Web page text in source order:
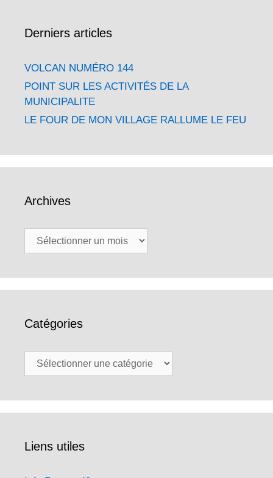
Derniers articles
VOLCAN NUMÉRO 144
POINT SUR LES ACTIVITÉS DE LA
MUNICIPALITE
LE FOUR DE MON VILLAGE RALLUME LE FEU
Archives
Archives
Catégories
Catégories
Liens utiles